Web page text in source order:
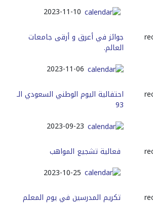
2023-11-10
جوائز في أعرق و أرقى جامعات
العالم.
2023-11-06
احتفالية اليوم الوطني السعودي الـ
93
2023-09-23
فعالية تشجيع المواهب
2023-10-25
تكريم المدرسين في يوم المعلم